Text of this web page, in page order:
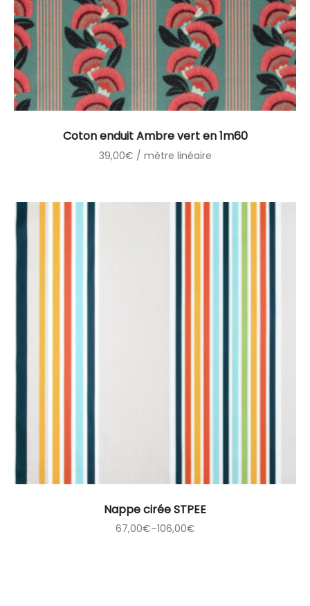
Coton enduit Ambre vert en 1m60
39,00€ / mètre linéaire
Nappe cirée STPEE
67,00€–106,00€